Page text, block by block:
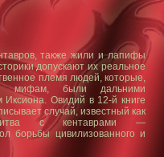
также жили и лапифы
допускают их реальное
племя людей, которые,
мифам, были дальними
Иксиона. Овидий в 12-й книге
случай, известный как
(битва с кентаврами —
борьбы цивилизованного и